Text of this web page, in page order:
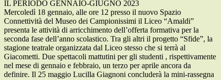
IL PERIODO GENNAIO-GIUGNO 2023
Mercoledì 18 gennaio, alle ore 12 presso il nuovo Spazio
Connettività del Museo dei Campionissimi il Liceo “Amaldi”
presenta le attività di arricchimento dell’offerta formativa per la
seconda fase dell’anno scolastico. Tra gli altri il progetto “Sfide”, la
stagione teatrale organizzata dal Liceo stesso che si terrà al
Giacometti. Due spettacoli mattutini per gli studenti , rispettivamente
nel mese di gennaio e febbraio, un terzo per aprile ancora da
definire. Il 25 maggio Lucilla Giagnoni concluderà la mini-rassegna